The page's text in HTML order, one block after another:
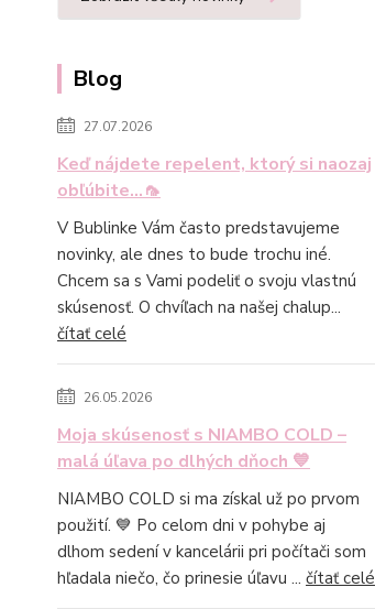
Blog
27.07.2026
Keď nájdete repelent, ktorý si naozaj
obľúbite...🦟
V Bublinke Vám často predstavujeme
novinky, ale dnes to bude trochu iné.
Chcem sa s Vami podeliť o svoju vlastnú
skúsenosť. O chvíľach na našej chalup...
čítať celé
26.05.2026
Moja skúsenosť s NIAMBO COLD –
malá úľava po dlhých dňoch 💙
NIAMBO COLD si ma získal už po prvom
použití. 💙 Po celom dni v pohybe aj
dlhom sedení v kancelárii pri počítači som
hľadala niečo, čo prinesie úľavu ... čítať celé